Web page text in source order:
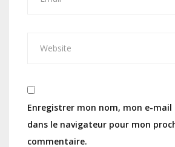
Enregistrer mon nom, mon e-
dans le navigateur pour mon
commentaire.